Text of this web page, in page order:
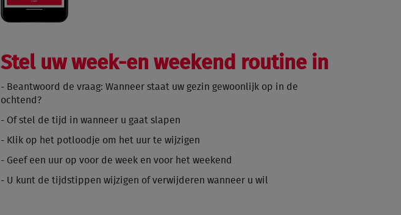
Stel uw week-en weekend routine in
- Beantwoord de vraag: Wanneer staat uw gezin gewoonlijk op in de
ochtend?
- Of stel de tijd in wanneer u gaat slapen
- Klik op het potloodje om het uur te wijzigen
- Geef een uur op voor de week en voor het weekend
- U kunt de tijdstippen wijzigen of verwijderen wanneer u wil